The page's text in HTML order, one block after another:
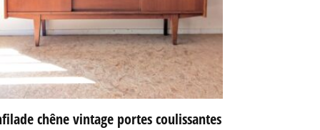
chêne vintage portes coulissantes